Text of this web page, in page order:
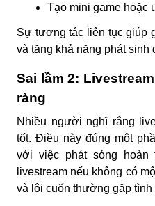
Tạo mini game hoặc
Sự tương tác liên tục giúp
và tăng khả năng phát sinh
Sai lầm 2:
ràng
Nhiều người nghĩ rằng
tốt. Điều này đúng một
với việc phát sóng hoàn
livestream nếu không có
và lôi cuốn thường gặp tình